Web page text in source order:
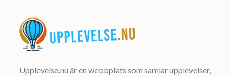
Upplevelse.nu är en webbplats som samlar upplevelser,